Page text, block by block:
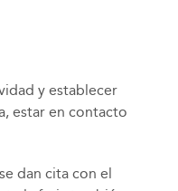
y establecer
estar en contacto
dan cita con el